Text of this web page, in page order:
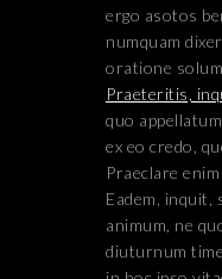
ergo asotos
numquam
oratione
Praeteritis,
quo
ex eo credo,
Praeclare
Eadem, inquit,
animum, ne
diuturnum